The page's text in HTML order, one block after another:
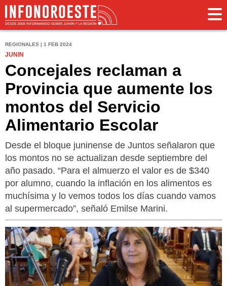
REGIONALES | 1 FEB 2024
JUNIN
Concejales reclaman a
Provincia que aumente los
montos del Servicio
Alimentario Escolar
Desde el bloque juninense de Juntos señalaron que
los montos no se actualizan desde septiembre del
año pasado. “Para el almuerzo el valor es de $340
por alumno, cuando la inflación en los alimentos es
muchísima y lo vemos todos los días cuando vamos
al supermercado”, señaló Emilse Marini.